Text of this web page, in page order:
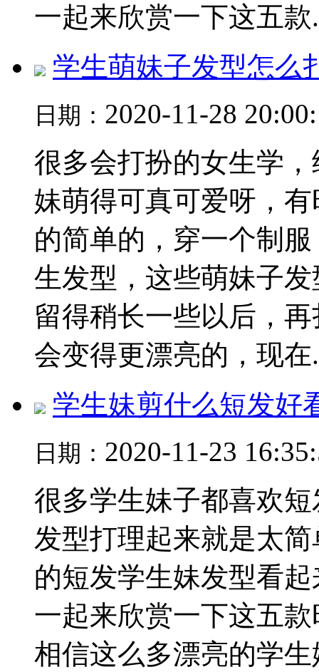
一起来欣赏一下这五款
学生萌妹子发型怎么
日期： 2020-11-28
很多会打扮的女生学
妹萌得可真可爱呀，
的简单的，穿一个制
生发型，这些萌妹子
留得稍长一些以后，
会变得更漂亮的，现在
学生妹剪什么短发好
日期： 2020-11-23
很多学生妹子都喜欢
发型打理起来就是太
的短发学生妹发型看
一起来欣赏一下这五
相信这么多漂亮的学